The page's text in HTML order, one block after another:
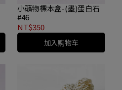
小礦物標本盒-(墨)蛋白石
#46
NT$350
加入购物车